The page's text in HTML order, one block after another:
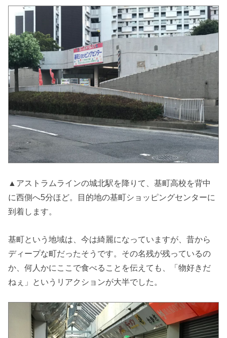
▲アストラムラインの城北駅を降りて、基町高校を背中
に西側へ5分ほど。目的地の基町ショッピングセンターに
到着します。
基町という地域は、今は綺麗になっていますが、昔から
ディープな町だったそうです。その名残が残っているの
か、何人かにここで食べることを伝えても、「物好きだ
ねぇ」というリアクションが大半でした。